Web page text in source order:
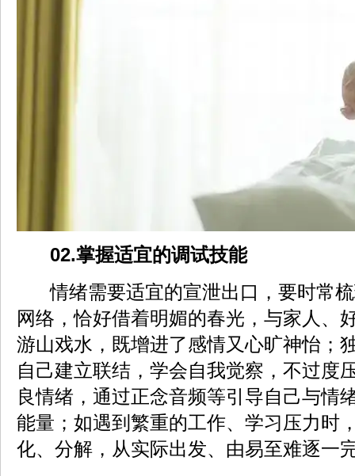
02.掌握适宜的调试技能
情绪需要适宜的宣泄出口，要时常
网络，恰好借着明媚的春光，与家人、
游山戏水，既增进了感情又心旷神怡；
自己建立联结，学会自我觉察，不过度
良情绪，通过正念音频等引导自己与情
能量；如遇到繁重的工作、学习压力时
化、分解，从实际出发、由易至难逐一